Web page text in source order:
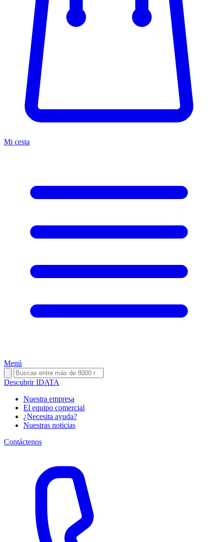
Mi cesta
Menú
Descubrir IDATA
Nuestra empresa
El equipo comercial
¿Necesita ayuda?
Nuestras noticias
Contáctenos